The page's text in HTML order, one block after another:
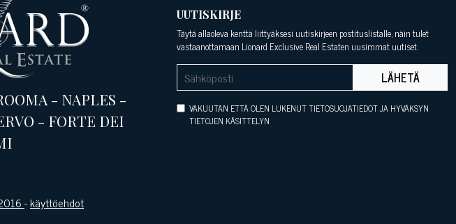
- NAPLES -
- FORTE DEI
-käyttöehdot
UUTISKIRJE
Täytä allaoleva kenttä liittyäksesi uutiskirjeen postituslistalle, näin tulet
vastaanottamaan Lionard Exclusive Real Estaten uusimmat uutiset.
LÄHETÄ
VAKUUTAN ETTÄ OLEN LUKENUT TIETOSUOJATIEDOT JA HYVÄKSYN
TIETOJEN KÄSITTELYN